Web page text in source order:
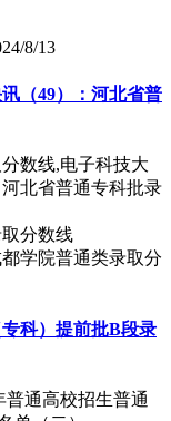
8/13
（49）：河北省普
数线,电子科技大
北省普通专科批录
学院普通类录取分
科）提前批B段录
普通高校招生普通